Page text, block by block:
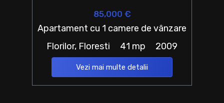
85,000 €
Apartament cu 1 camere de vânzare
Florilor, Floresti
41 mp 2009
Vezi mai multe detalii